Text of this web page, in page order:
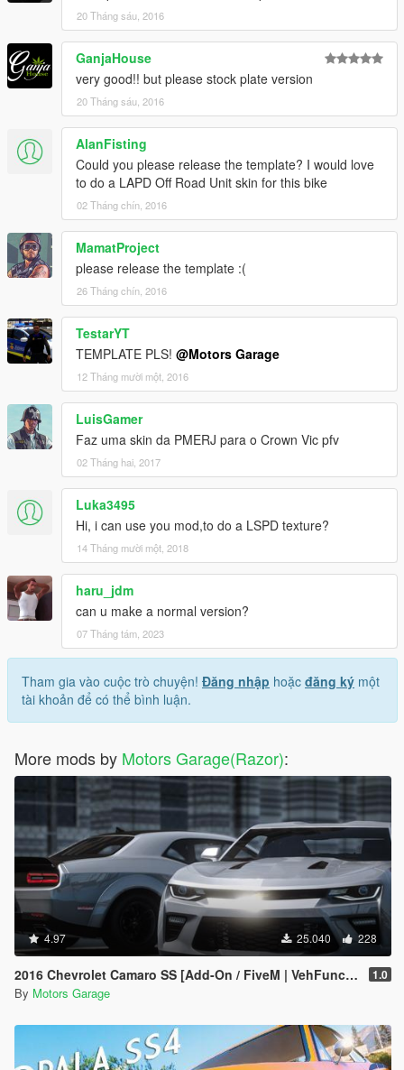
20 Tháng sáu, 2016
GanjaHouse
very good!! but please stock plate version
20 Tháng sáu, 2016
AlanFisting
Could you please release the template? I would love
to do a LAPD Off Road Unit skin for this bike
02 Tháng chín, 2016
MamatProject
please release the template :(
26 Tháng chín, 2016
TestarYT
TEMPLATE PLS! @Motors Garage
12 Tháng mười một, 2016
LuisGamer
Faz uma skin da PMERJ para o Crown Vic pfv
02 Tháng hai, 2017
Luka3495
Hi, i can use you mod,to do a LSPD texture?
14 Tháng mười một, 2018
haru_jdm
can u make a normal version?
07 Tháng tám, 2023
Tham gia vào cuộc trò chuyện! Đăng nhập hoặc đăng ký một
tài khoản để có thể bình luận.
More mods by Motors Garage(Razor):
4.97 25.040 228
2016 Chevrolet Camaro SS [Add-On / FiveM | VehFuncsV] 1.0
By Motors Garage